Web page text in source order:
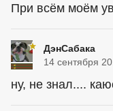
При всём моём
ДэнСабака
14 сентября
ну, не знал....